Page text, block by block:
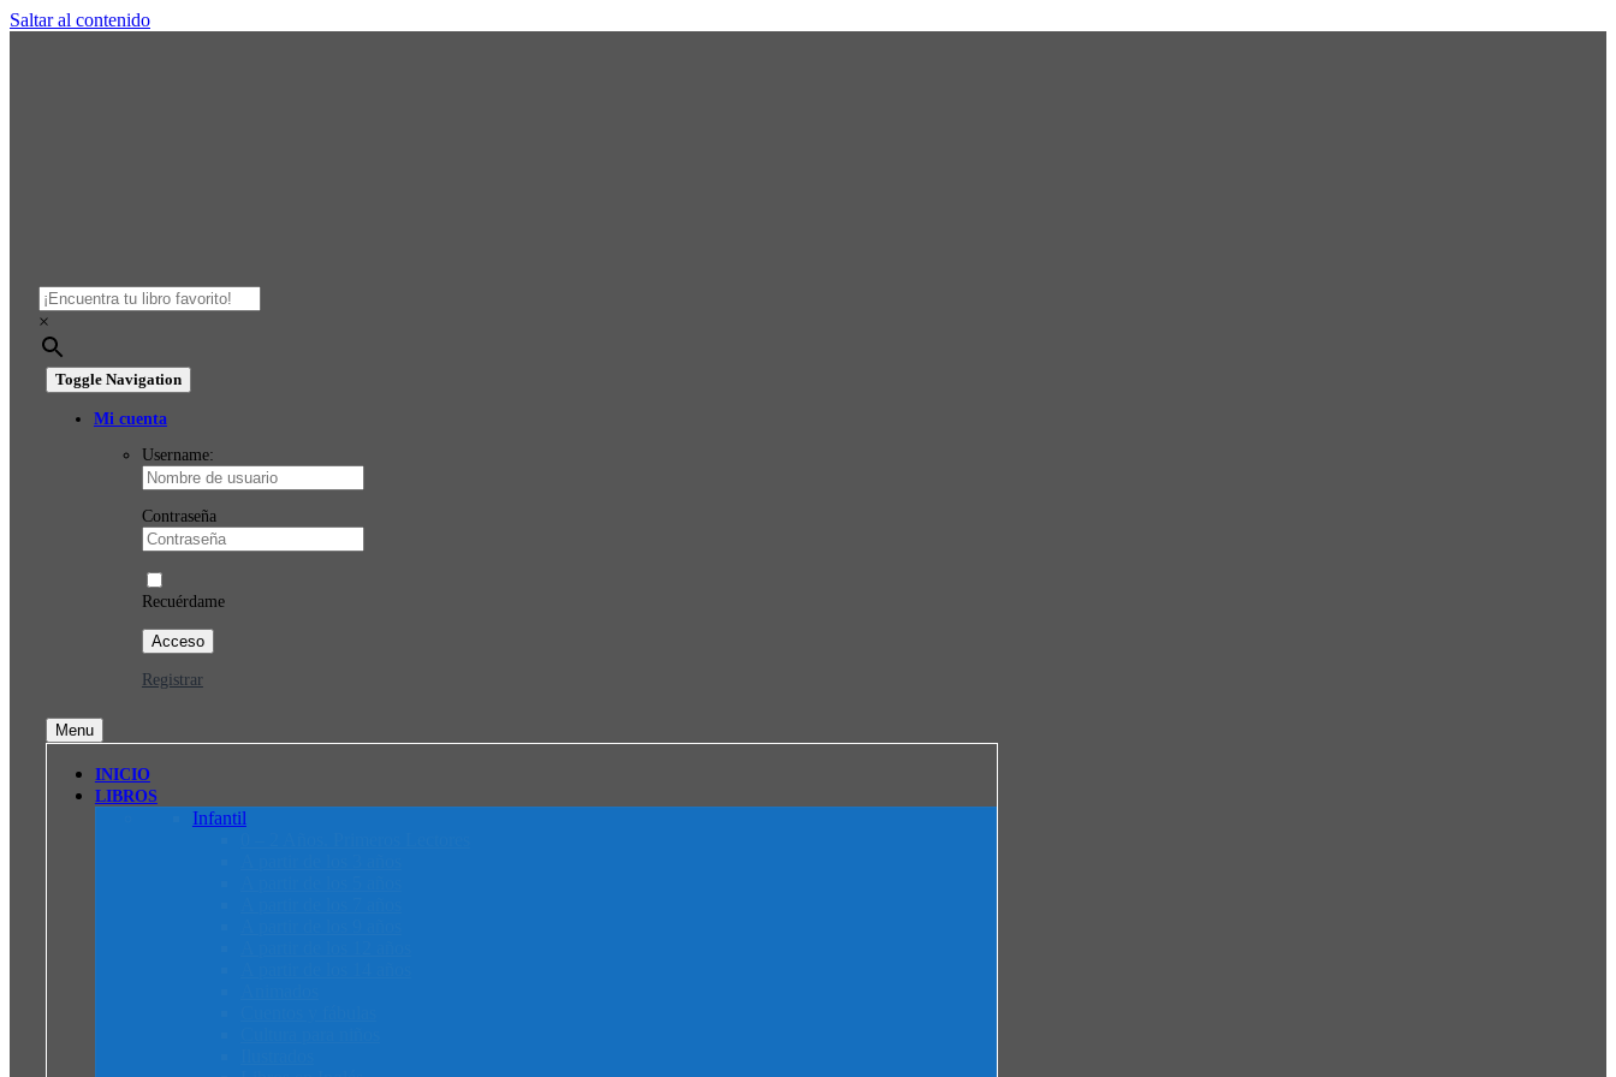
Saltar al contenido
×
Toggle Navigation
Mi cuenta
Username:
Contraseña
Recuérdame
Registrar
Menu
INICIO
LIBROS
Infantil